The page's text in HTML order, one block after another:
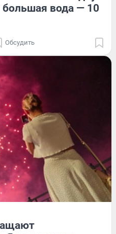
вода — 10
Обсудить